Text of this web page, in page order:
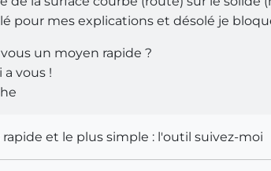
pour mes explications et désolé je
un moyen rapide ?
a vous !
rapide et le plus simple : l'outil suivez-moi